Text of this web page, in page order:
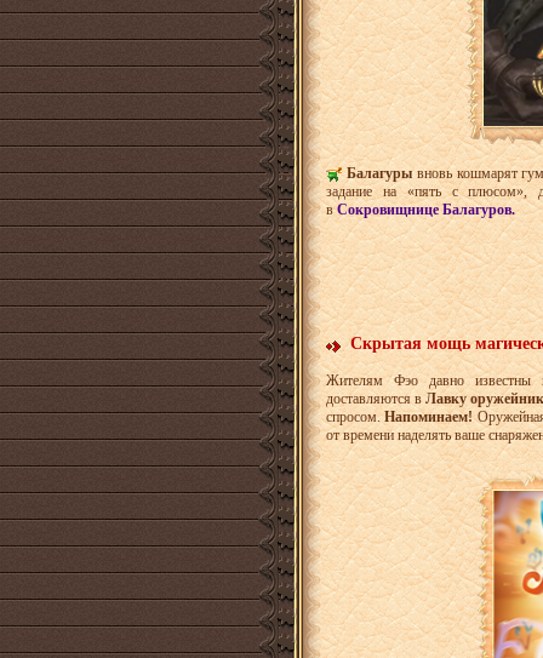
Балагурывновь кошмарят
задание на «пять с плюсом»,
вСокровищнице Балагуров.
Скрытая мощь
Жителям Фэо давно известны
доставляются вЛавку
спросом.Напоминаем!Оружейная
от времени наделять ваше